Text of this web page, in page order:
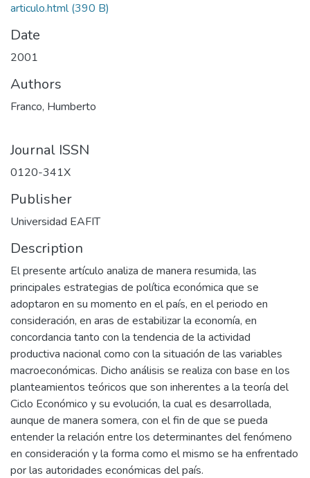
articulo.html(390 B)
Date
2001
Authors
Franco, Humberto
Journal ISSN
0120-341X
Publisher
Universidad EAFIT
Description
El presente artículo analiza de manera resumida, las
principales estrategias de política económica que se
adoptaron en su momento en el país, en el periodo en
consideración, en aras de estabilizar la economía, en
concordancia tanto con la tendencia de la actividad
productiva nacional como con la situación de las variables
macroeconómicas. Dicho análisis se realiza con base en los
planteamientos teóricos que son inherentes a la teoría del
Ciclo Económico y su evolución, la cual es desarrollada,
aunque de manera somera, con el fin de que se pueda
entender la relación entre los determinantes del fenómeno
en consideración y la forma como el mismo se ha enfrentado
por las autoridades económicas del país.